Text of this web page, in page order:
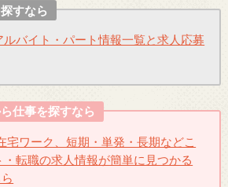
すなら
ルバイト・パート情報一覧と求人応募
仕事を探すなら
宅ワーク、短期・単発・長期などこ
転職の求人情報が簡単に見つかる